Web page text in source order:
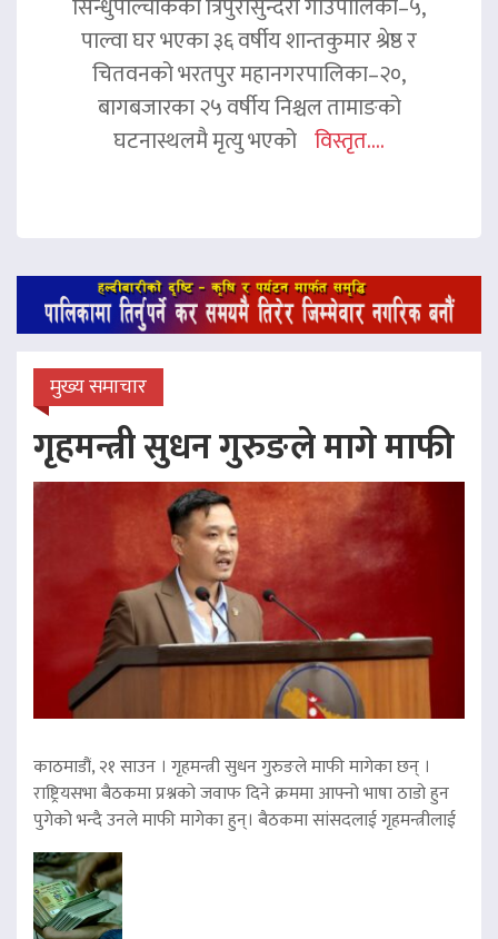
पाल्वा घर भएका ३६ वर्षीय शान्तकुमार श्रेष्ठ र
चितवनको भरतपुर महानगरपालिका–२०,
बागबजारका २५ वर्षीय निश्चल तामाङको
घटनास्थलमै मृत्यु भएको विस्तृत....
मुख्य समाचार
गृहमन्त्री सुधन गुरुङले मागे माफी
काठमाडौं, २१ साउन । गृहमन्त्री सुधन गुरुङले माफी मागेका छन् ।
राष्ट्रियसभा बैठकमा प्रश्नको जवाफ दिने क्रममा आफ्नो भाषा ठाडो हुन
पुगेको भन्दै उनले माफी मागेका हुन्। बैठकमा सांसदलाई गृहमन्त्रीलाई